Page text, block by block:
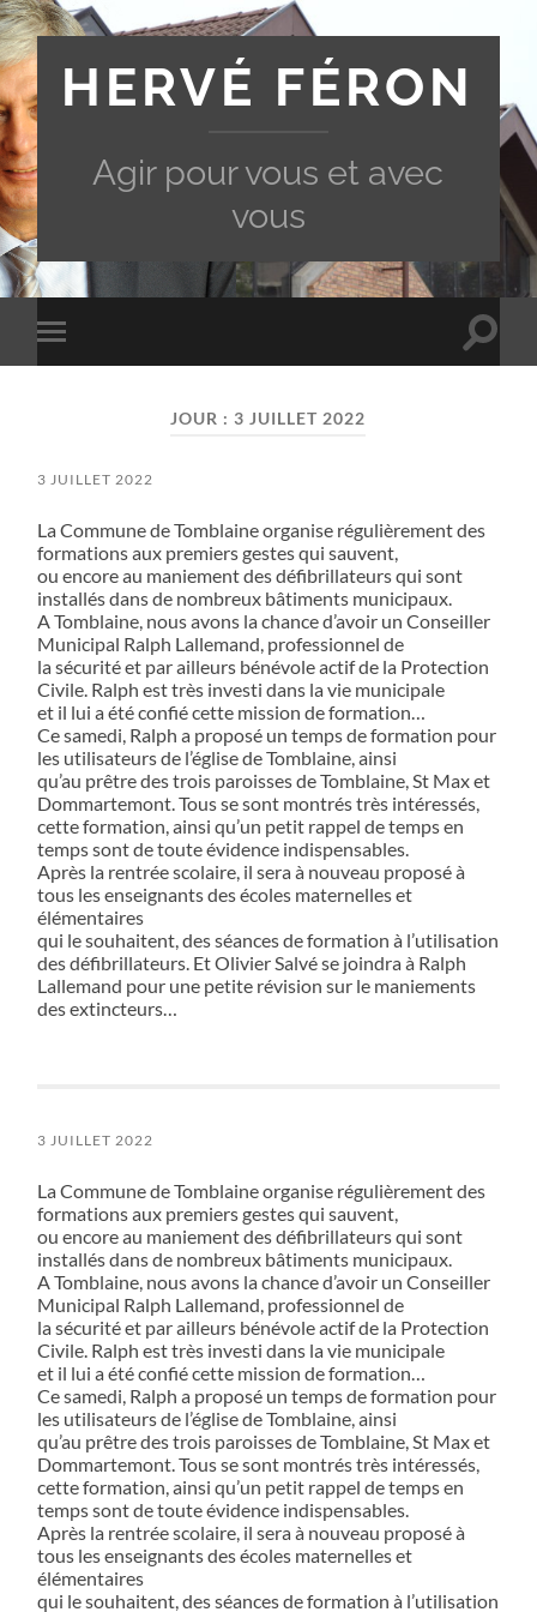
HERVÉ FÉRON
Agir pour vous et avec
vous
Toggle
mobile
Toggle
JOUR :3 JUILLET 2022
3 JUILLET 2022
La Commune de Tomblaine organise régulièrement des
formations aux premiers gestes qui sauvent,
ou encore au maniement des défibrillateurs qui sont
installés dans de nombreux bâtiments municipaux.
A Tomblaine, nous avons la chance d’avoir un Conseiller
Municipal Ralph Lallemand, professionnel de
la sécurité et par ailleurs bénévole actif de la Protection
Civile. Ralph est très investi dans la vie municipale
et il lui a été confié cette mission de formation…
Ce samedi, Ralph a proposé un temps de formation pour
les utilisateurs de l’église de Tomblaine, ainsi
qu’au prêtre des trois paroisses de Tomblaine, St Max et
Dommartemont. Tous se sont montrés très intéressés,
cette formation, ainsi qu’un petit rappel de temps en
temps sont de toute évidence indispensables.
Après la rentrée scolaire, il sera à nouveau proposé à
tous les enseignants des écoles maternelles et
élémentaires
qui le souhaitent, des séances de formation à l’utilisation
des défibrillateurs. Et Olivier Salvé se joindra à Ralph
Lallemand pour une petite révision sur le maniements
des extincteurs…
3 JUILLET 2022
La Commune de Tomblaine organise régulièrement des
formations aux premiers gestes qui sauvent,
ou encore au maniement des défibrillateurs qui sont
installés dans de nombreux bâtiments municipaux.
A Tomblaine, nous avons la chance d’avoir un Conseiller
Municipal Ralph Lallemand, professionnel de
la sécurité et par ailleurs bénévole actif de la Protection
Civile. Ralph est très investi dans la vie municipale
et il lui a été confié cette mission de formation…
Ce samedi, Ralph a proposé un temps de formation pour
les utilisateurs de l’église de Tomblaine, ainsi
qu’au prêtre des trois paroisses de Tomblaine, St Max et
Dommartemont. Tous se sont montrés très intéressés,
cette formation, ainsi qu’un petit rappel de temps en
temps sont de toute évidence indispensables.
Après la rentrée scolaire, il sera à nouveau proposé à
tous les enseignants des écoles maternelles et
élémentaires
qui le souhaitent, des séances de formation à l’utilisation